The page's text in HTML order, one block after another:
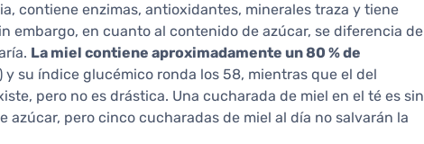
contiene enzimas, antioxidantes, minerales traza y tiene
embargo, en cuanto al contenido de azúcar, se diferencia de
La miel contiene aproximadamente un 80 % de
su índice glucémico ronda los 58, mientras que el del
pero no es drástica. Una cucharada de miel en el té es sin
pero cinco cucharadas de miel al día no salvarán la